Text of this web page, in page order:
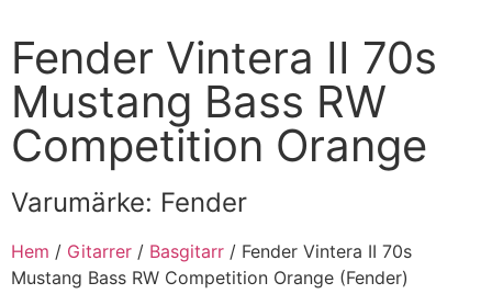
Fender Vintera II 70s
Mustang Bass RW
Competition Orange
Varumärke: Fender
Hem / Gitarrer / Basgitarr / Fender Vintera II 70s
Mustang Bass RW Competition Orange (Fender)